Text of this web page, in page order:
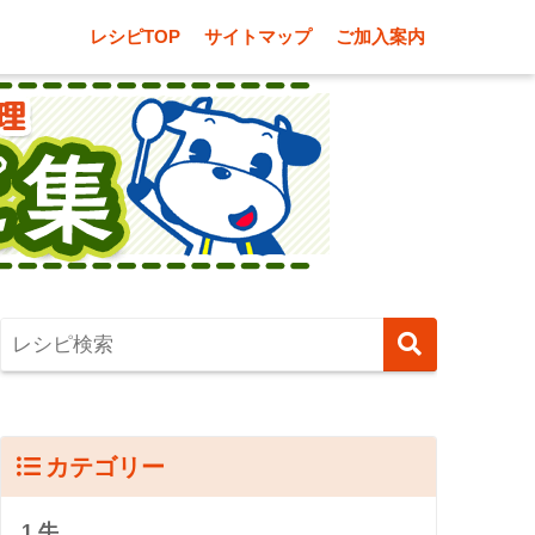
レシピTOP サイトマップ ご加入案内
カテゴリー